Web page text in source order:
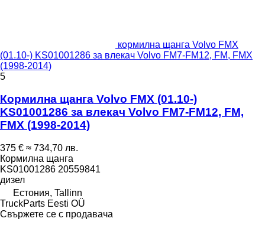
кормилна щанга Volvo FMX
(01.10-) KS01001286 за влекач Volvo FM7-FM12, FM, FMX
(1998-2014)
5
Кормилна щанга Volvo FMX (01.10-)
KS01001286 за влекач Volvo FM7-FM12, FM,
FMX (1998-2014)
375 € ≈ 734,70 лв.
Кормилна щанга
KS01001286 20559841
дизел
Естония, Tallinn
TruckParts Eesti OÜ
Свържете се с продавача